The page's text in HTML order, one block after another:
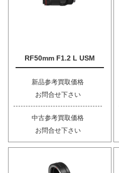
RF50mm F1.2 L USM
新品参考買取価格
お問合せ下さい
中古参考買取価格
お問合せ下さい